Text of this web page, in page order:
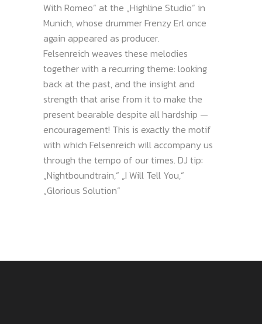
With Romeo“ at the „Highline Studio“ in
Munich, whose drummer Frenzy Erl once
again appeared as producer.
Felsenreich weaves these melodies
together with a recurring theme: looking
back at the past, and the insight and
strength that arise from it to make the
present bearable despite all hardship —
encouragement! This is exactly the motif
with which Felsenreich will accompany us
through the tempo of our times. DJ tip:
„Nightboundtrain,“ „I Will Tell You,“
„Glorious Solution“